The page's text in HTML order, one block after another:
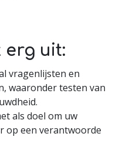
uit:
vragenlijsten en
waaronder testen van
als doel om uw
op een verantwoorde